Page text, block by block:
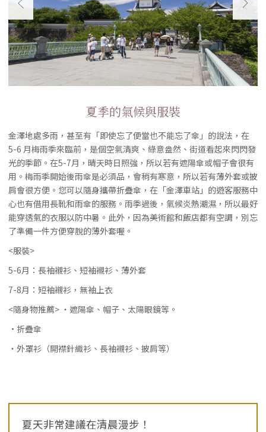
夏季的氣候與服裝
金澤地處多雨，甚至有「即使忘了便當也不能忘了傘」的說法，在
5-6 月梅雨季來臨前，是個空氣清爽、綠意盎然、街道看起來閃閃發
光的季節。在5-7月，晴天時日照強，所以若有遮陽傘或帽子會很有
用。梅雨季開始後雨傘是必須品，會稍有寒意，所以若有薄外套或披
肩會很方便。您可以隨身攜帶折疊傘，在「金澤車站」的遊客服務中
心也有借用長靴和雨傘的服務。雨季過後，氣候炎熱潮濕，所以最好
能穿透氣的衣服以防中暑。此外，因為美術館和飯店都有空調，別忘
了準備一件方便穿脫的薄外套喔。
<服裝>
5-6月：長袖襯衫、短袖襯衫、薄外套
7-8月：短袖襯衫，無袖上衣
<隨身物推薦> ・遮陽傘、帽子、太陽眼鏡等。
·折疊傘
・外罩衫（開襟針織衫、長袖襯衫、披肩等）
夏天非常建議在清晨漫步！